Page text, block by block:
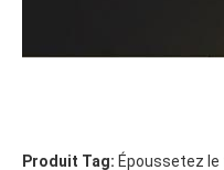
Produit Tag: Époussetez le